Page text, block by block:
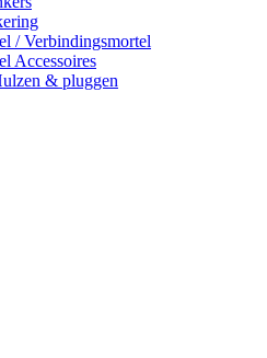
/ Verbindingsmortel
Accessoires
& pluggen